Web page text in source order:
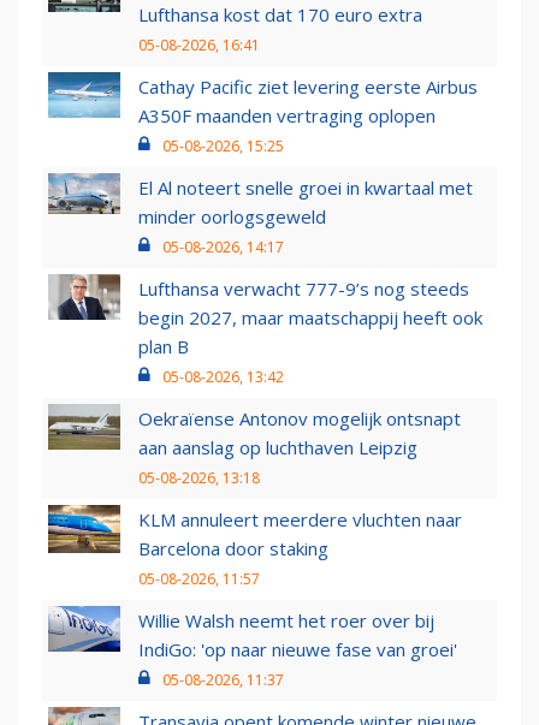
Lufthansa kost dat 170 euro extra
05-08-2026, 16:41
Cathay Pacific ziet levering eerste Airbus
A350F maanden vertraging oplopen
05-08-2026, 15:25
El Al noteert snelle groei in kwartaal met
minder oorlogsgeweld
05-08-2026, 14:17
Lufthansa verwacht 777-9’s nog steeds
begin 2027, maar maatschappij heeft ook
plan B
05-08-2026, 13:42
Oekraïense Antonov mogelijk ontsnapt
aan aanslag op luchthaven Leipzig
05-08-2026, 13:18
KLM annuleert meerdere vluchten naar
Barcelona door staking
05-08-2026, 11:57
Willie Walsh neemt het roer over bij
IndiGo: 'op naar nieuwe fase van groei'
05-08-2026, 11:37